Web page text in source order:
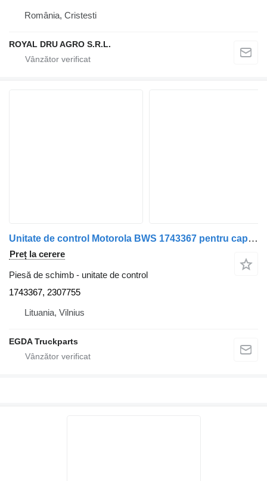
România, Cristesti
ROYAL DRU AGRO S.R.L.
Unitate de control Motorola BWS 1743367 pentru cap tractor Scania
Preț la cerere
Piesă de schimb - unitate de control
1743367, 2307755
Lituania, Vilnius
EGDA Truckparts